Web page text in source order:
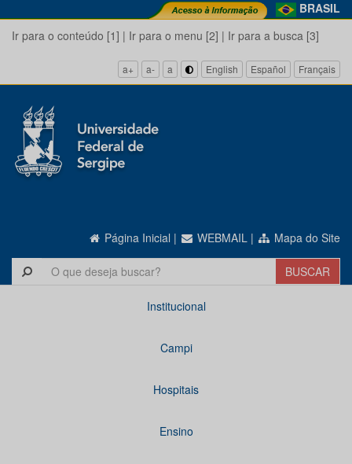
BRASIL
Ir para o conteúdo [1] | Ir para o menu [2] | Ir para a busca [3]
a+ a- a English Español Français
Página Inicial | WEBMAIL | Mapa do Site
Institucional
Campi
Hospitais
Ensino